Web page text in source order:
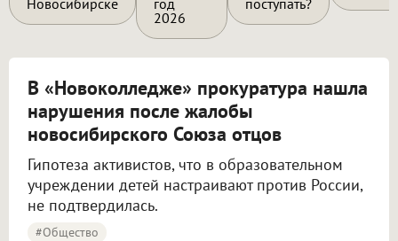
Новосибирске
год
2026
поступать?
В «Новоколледже» прокуратура нашла
нарушения после жалобы
новосибирского Союза отцов
Гипотеза активистов, что в образовательном
учреждении детей настраивают против России,
не подтвердилась.
#Общество